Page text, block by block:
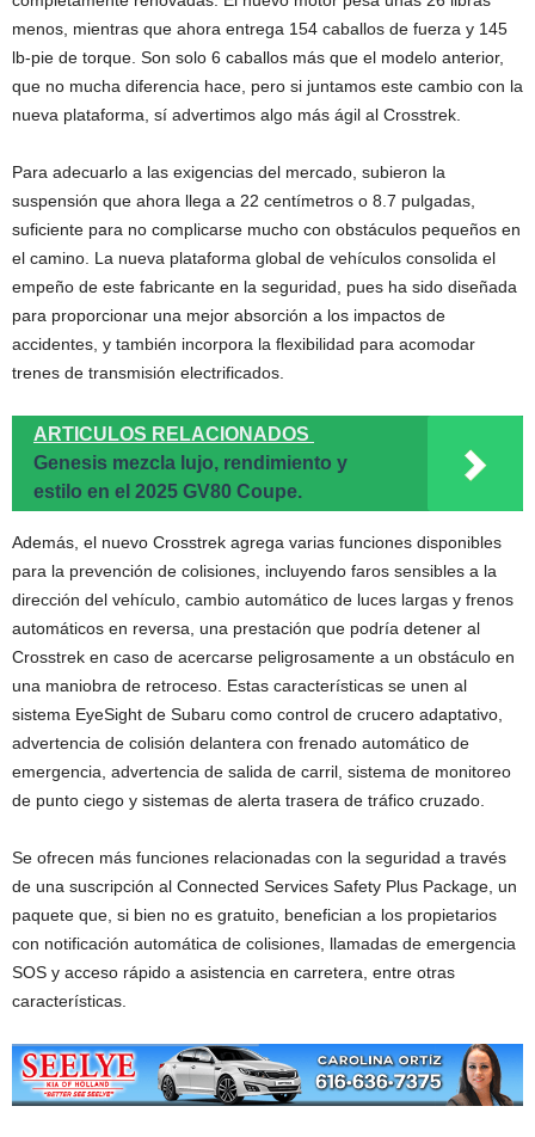
menos, mientras que ahora entrega 154 caballos de fuerza y 145
lb-pie de torque. Son solo 6 caballos más que el modelo anterior,
que no mucha diferencia hace, pero si juntamos este cambio con la
nueva plataforma, sí advertimos algo más ágil al Crosstrek.
Para adecuarlo a las exigencias del mercado, subieron la
suspensión que ahora llega a 22 centímetros o 8.7 pulgadas,
suficiente para no complicarse mucho con obstáculos pequeños en
el camino. La nueva plataforma global de vehículos consolida el
empeño de este fabricante en la seguridad, pues ha sido diseñada
para proporcionar una mejor absorción a los impactos de
accidentes, y también incorpora la flexibilidad para acomodar
trenes de transmisión electrificados.
ARTICULOS RELACIONADOS
Genesis mezcla lujo, rendimiento y
estilo en el 2025 GV80 Coupe.
Además, el nuevo Crosstrek agrega varias funciones disponibles
para la prevención de colisiones, incluyendo faros sensibles a la
dirección del vehículo, cambio automático de luces largas y frenos
automáticos en reversa, una prestación que podría detener al
Crosstrek en caso de acercarse peligrosamente a un obstáculo en
una maniobra de retroceso. Estas características se unen al
sistema EyeSight de Subaru como control de crucero adaptativo,
advertencia de colisión delantera con frenado automático de
emergencia, advertencia de salida de carril, sistema de monitoreo
de punto ciego y sistemas de alerta trasera de tráfico cruzado.
Se ofrecen más funciones relacionadas con la seguridad a través
de una suscripción al Connected Services Safety Plus Package, un
paquete que, si bien no es gratuito, benefician a los propietarios
con notificación automática de colisiones, llamadas de emergencia
SOS y acceso rápido a asistencia en carretera, entre otras
características.